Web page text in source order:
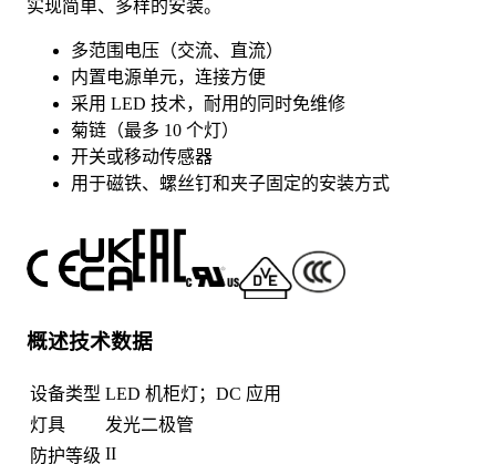
实现简单、多样的安装。
多范围电压（交流、直流）
内置电源单元，连接方便
采用 LED 技术，耐用的同时免维修
菊链（最多 10 个灯）
开关或移动传感器
用于磁铁、螺丝钉和夹子固定的安装方式
概述技术数据
设备类型 LED 机柜灯；DC 应用
灯具
发光二极管
防护等级 II